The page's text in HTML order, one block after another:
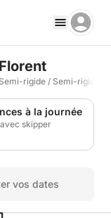
Semi-rigide / Semi-rigide
à la journée
skipper
vos dates